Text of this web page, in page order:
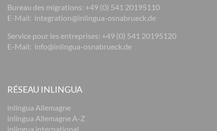
Bureau des migrations: +49 (0) 541 20195110
E-Mail: integration@inlingua-osnabrueck.de
Service pour les entreprises: +49 (0) 541 20195120
E-Mail: info@inlingua-osnabrueck.de
RÉSEAU INLINGUA
inlingua Allemagne
inlingua Allemagne A-Z
inlingua international